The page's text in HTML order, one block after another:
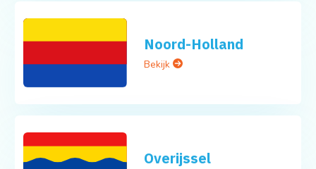
Noord-Holland
Bekijk
Overijssel